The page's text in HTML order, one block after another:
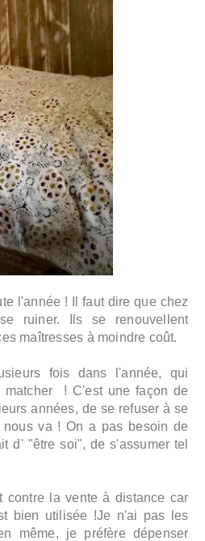
l'année ! Il faut dire que chez
ruiner. Ils se renouvellent
maîtresses à moindre coût.
fois dans l'année, qui
matcher ! C'est une façon de
années, de se refuser à se
va ! On a pas besoin de
d' "être soi", de s'assumer tel
la vente à distance car
bien utilisée !Je n'ai pas les
même, je préfère dépenser